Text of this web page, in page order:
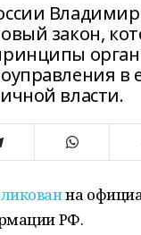
закон,
в
власти.
на
РФ.